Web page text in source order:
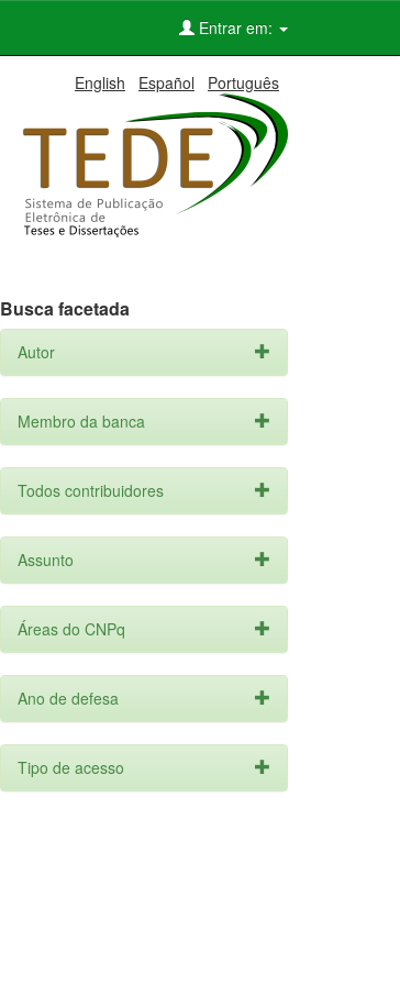
Entrar em:
English Español Português
Busca facetada
Autor
Membro da banca
Todos contribuidores
Assunto
Áreas do CNPq
Ano de defesa
Tipo de acesso